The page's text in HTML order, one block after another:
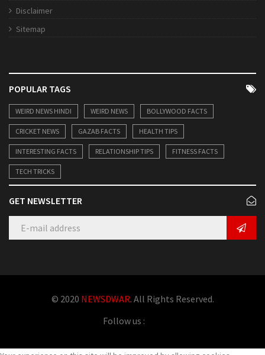
Disclaimer
Sitemap
POPULAR TAGS
WEIRD NEWS HINDI WEIRD NEWS BOLLYWOOD FACTS
CRICKET NEWS GAZAB FACTS HEALTH TIPS
INTERESTING FACTS RELATIONSHIP TIPS FITNESS FACTS
TECH TRICKS
GET NEWSLETTER
© 2020 NEWSDWAR. All Rights Reserved.
Follow us :